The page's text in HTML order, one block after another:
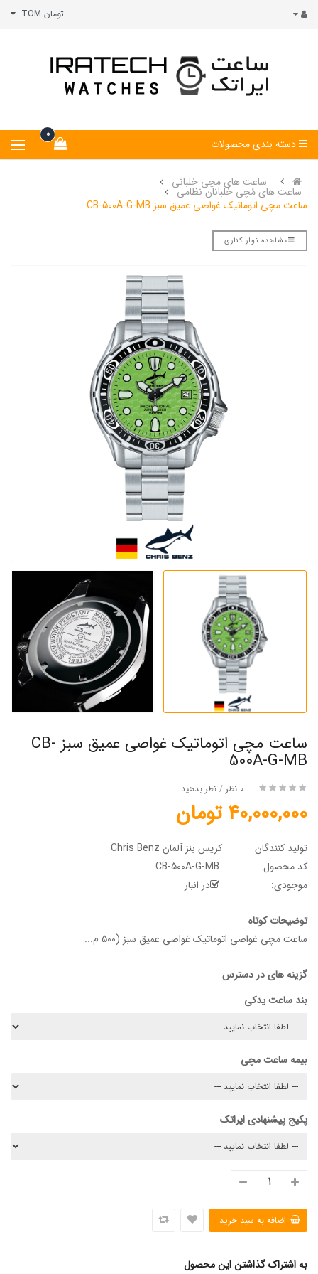
تومان TOM
0
دسته بندی محصولات
ساعت های مچی خلبانی
ساعت های مُچی خلبانان نظامی
ساعت مچی اتوماتیک غواصی عمیق سبز CB-500A-G-MB
مشاهده نوار کناری
ساعت مچی اتوماتیک غواصی عمیق سبز CB-
500A-G-MB
0 نظر / نظر بدهید
40,000,000 تومان
تولید کنندگان
کریس بنز آلمان Chris Benz
کد محصول:
موجودی:
در انبار
توضیحات کوتاه
ساعت مچی غواصی اتوماتیک غواصی عمیق سبز (500 م...
گزینه های در دسترس
بند ساعت یدکی
بیمه ساعت مچی
پکیج پیشنهادی ایراتک
به اشتراک گذاشتن این محصول